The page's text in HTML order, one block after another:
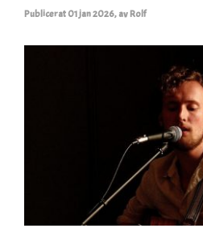
Publicerat01 jan 2026,avRolf